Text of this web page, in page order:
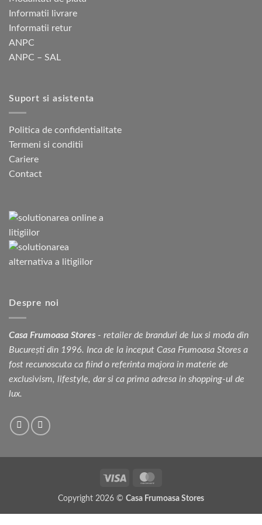
Informatii livrare
Informatii retur
ANPC
ANPC – SAL
Suport si asistenta
Politica de confidentialitate
Termeni si conditii
Cariere
Contact
Despre noi
Casa Frumoasa Stores - retailer de branduri de lux si moda din
București din 1996. Inca de la inceput Casa Frumoasa Stores a
fost recunoscuta ca fiind o referinta majora in materie de
exclusivism, lifestyle, dar si ca prima adresa in shopping-ul de
lux.
Visa
Copyright 2026 © Casa Frumoasa Stores